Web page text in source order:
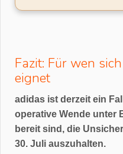
Fazit: Für wen
eignet
adidas ist derzeit ein
operative Wende unter
bereit sind, die
30. Juli auszuhalten.